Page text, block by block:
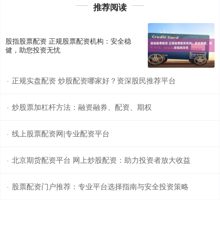
推荐阅读
股指股票配资 正规股票配资机构：安全稳
健，助您投资无忧
· 正规实盘配资 炒股配资哪家好？资深股民推荐平台
· 炒股票加杠杆方法：融资融券、配资、期权
· 线上股票配资网|专业配资平台
· 北京期货配资平台 网上炒股配资：助力投资者放大收益
· 股票配资门户推荐：专业平台选择指南与安全投资策略